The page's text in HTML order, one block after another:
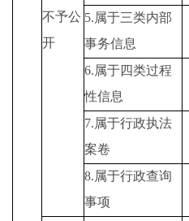
不予公
开
5.属于三类内部
事务信息
6.属于四类过程
性信息
7.属于行政执法
案卷
8.属于行政查询
事项